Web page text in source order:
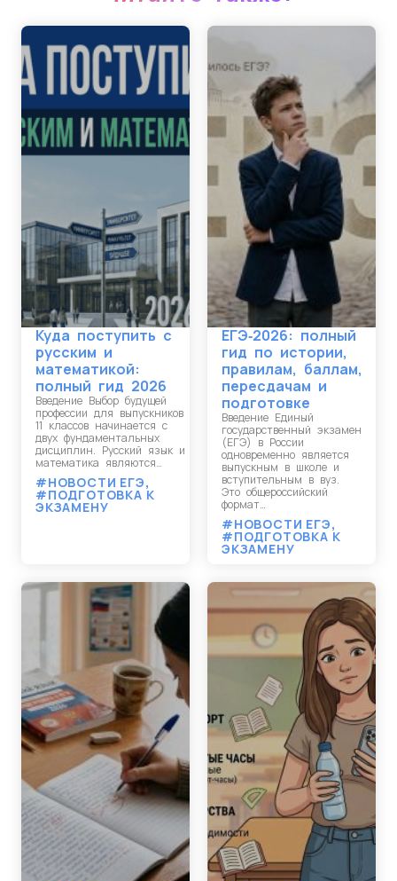
Куда поступить с
русским и
математикой:
полный гид 2026
Введение Выбор будущей
профессии для выпускников
11 классов начинается с
двух фундаментальных
дисциплин. Русский язык и
математика являются…
#НОВОСТИ ЕГЭ,
#ПОДГОТОВКА К
ЭКЗАМЕНУ
ЕГЭ‑2026: полный
гид по истории,
правилам, баллам,
пересдачам и
подготовке
Введение Единый
государственный экзамен
(ЕГЭ) в России
одновременно является
выпускным в школе и
вступительным в вуз.
Это общероссийский
формат…
#НОВОСТИ ЕГЭ,
#ПОДГОТОВКА К
ЭКЗАМЕНУ